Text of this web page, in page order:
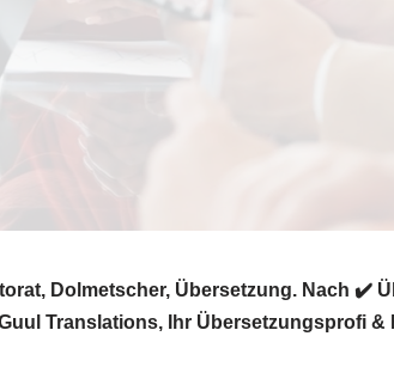
Dolmetscher, Übersetzung. Nach ✔️
Translations, Ihr Übersetzungsprofi